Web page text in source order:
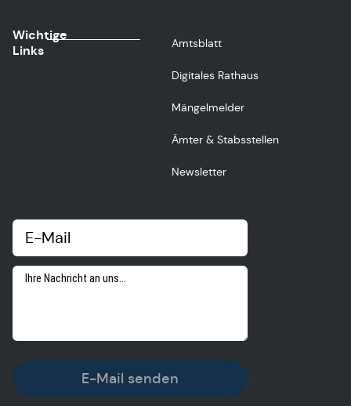
Wichtige
Links
Amtsblatt
Digitales Rathaus
Mängelmelder
Ämter & Stabsstellen
Newsletter
E-Mail senden